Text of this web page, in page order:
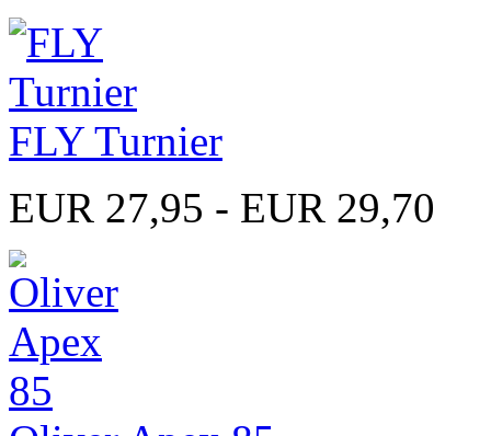
FLY Turnier
EUR 27,95 - EUR 29,70